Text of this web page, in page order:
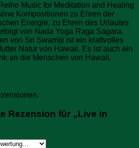
Music for Meditation and Healing
Kompositionen zu Ehren der
Energie, zu Ehren des Urlautes
von Nada Yoga Raga Sagara.
von Sri Swamiji ist ein kraftvolles
Natur von Hawaii. Es ist auch ein
an die Menschen von Hawaii.
Rezension für „Live in